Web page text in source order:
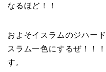
なるほど！！
およそイスラムのジハー
スラム一色にするぜ！！
す。